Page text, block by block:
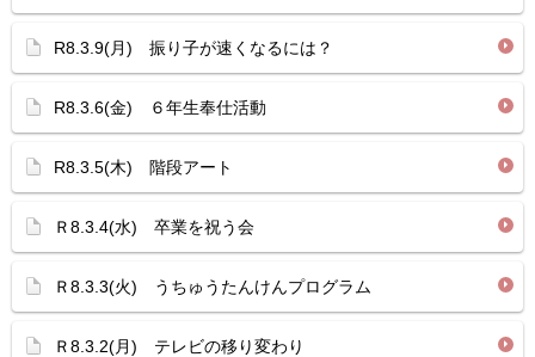
R8.3.9(月) 振り子が速くなるには？
R8.3.6(金) ６年生奉仕活動
R8.3.5(木) 階段アート
Ｒ8.3.4(水) 卒業を祝う会
Ｒ8.3.3(火) うちゅうたんけんプログラム
Ｒ8.3.2(月) テレビの移り変わり